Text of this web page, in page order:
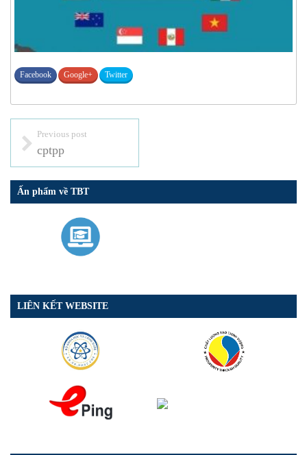
Facebook Google+ Twitter
Previous post
cptpp
Ấn phẩm về TBT
LIÊN KẾT WEBSITE